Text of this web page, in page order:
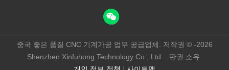
중국 좋은 품질 CNC 기계가공 업무 공급업체. 저작권 © -2026
Shenzhen Xinfuhong Technology Co., Ltd. . 판권 소유.